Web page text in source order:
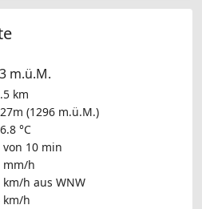
m.ü.M.
km
(1296 m.ü.M.)
°C
von 10 min
mm/h
km/h aus WNW
km/h